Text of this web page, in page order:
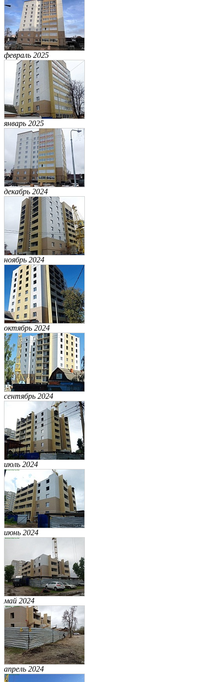
февраль 2025
январь 2025
декабрь 2024
ноябрь 2024
октябрь 2024
сентябрь 2024
июль 2024
июнь 2024
май 2024
апрель 2024